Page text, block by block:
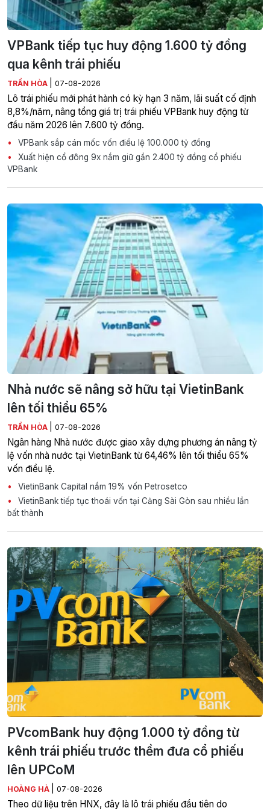
VPBank tiếp tục huy động 1.600 tỷ đồng
qua kênh trái phiếu
TRẦN HÒA 07-08-2026
Lô trái phiếu mới phát hành có kỳ hạn 3 năm, lãi suất cố định
8,8%/năm, nâng tổng giá trị trái phiếu VPBank huy động từ
đầu năm 2026 lên 7.600 tỷ đồng.
VPBank sắp cán mốc vốn điều lệ 100.000 tỷ đồng
Xuất hiện cổ đông 9x nắm giữ gần 2.400 tỷ đồng cổ phiếu
VPBank
Nhà nước sẽ nâng sở hữu tại VietinBank
lên tối thiểu 65%
TRẦN HÒA 07-08-2026
Ngân hàng Nhà nước được giao xây dựng phương án nâng tỷ
lệ vốn nhà nước tại VietinBank từ 64,46% lên tối thiểu 65%
vốn điều lệ.
VietinBank Capital nắm 19% vốn Petrosetco
VietinBank tiếp tục thoái vốn tại Cảng Sài Gòn sau nhiều lần
bất thành
PVcomBank huy động 1.000 tỷ đồng từ
kênh trái phiếu trước thềm đưa cổ phiếu
lên UPCoM
HOÀNG HÀ 07-08-2026
Theo dữ liệu trên HNX, đây là lô trái phiếu đầu tiên do